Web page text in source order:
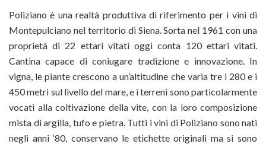
Poliziano è una realtà produttiva di riferimento per i vini di
Montepulciano nel territorio di Siena. Sorta nel 1961 con una
proprietà di 22 ettari vitati oggi conta 120 ettari vitati.
Cantina capace di coniugare tradizione e innovazione. In
vigna, le piante crescono a un’altitudine che varia tre i 280 e i
450 metri sul livello del mare, e i terreni sono particolarmente
vocati alla coltivazione della vite, con la loro composizione
mista di argilla, tufo e pietra. Tutti i vini di Poliziano sono nati
negli anni ‘80, conservano le etichette originali ma si sono